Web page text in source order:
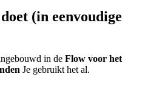
(in eenvoudige
in de Flow voor het
Je gebruikt het al.